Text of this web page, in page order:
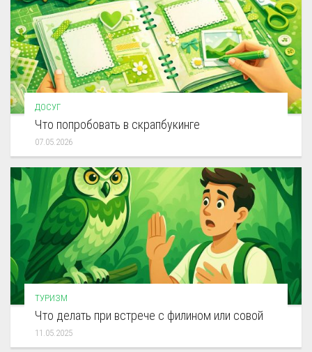
ДОСУГ
Что попробовать в скрапбукинге
07.05.2026
ТУРИЗМ
Что делать при встрече с филином или совой
11.05.2025